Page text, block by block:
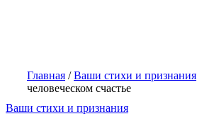
Главная /Ваши стихи и признания
человеческом счастье
Ваши стихи и признания